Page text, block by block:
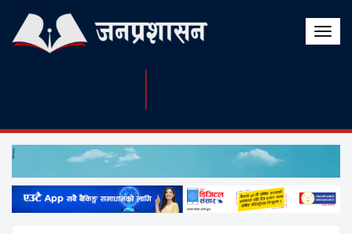
Toggle